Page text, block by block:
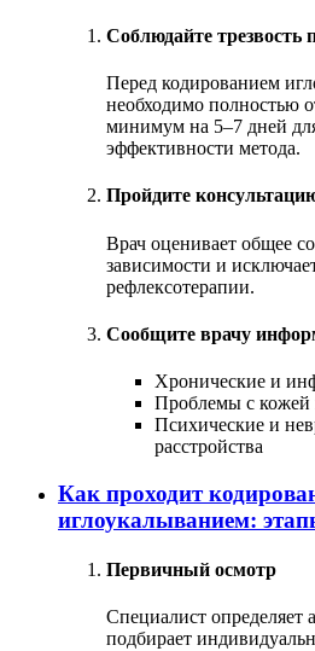
Соблюдайте трезвость
Перед кодированием
необходимо полностью
минимум на 5–7 дней
эффективности метода.
Пройдите
Врач оценивает общее
зависимости и
рефлексотерапии.
Сообщите врачу
Хронические и
Проблемы с кожей
Психические и
расстройства
Как проходит
иглоукалыванием:
Первичный осмотр
Специалист определяет
подбирает